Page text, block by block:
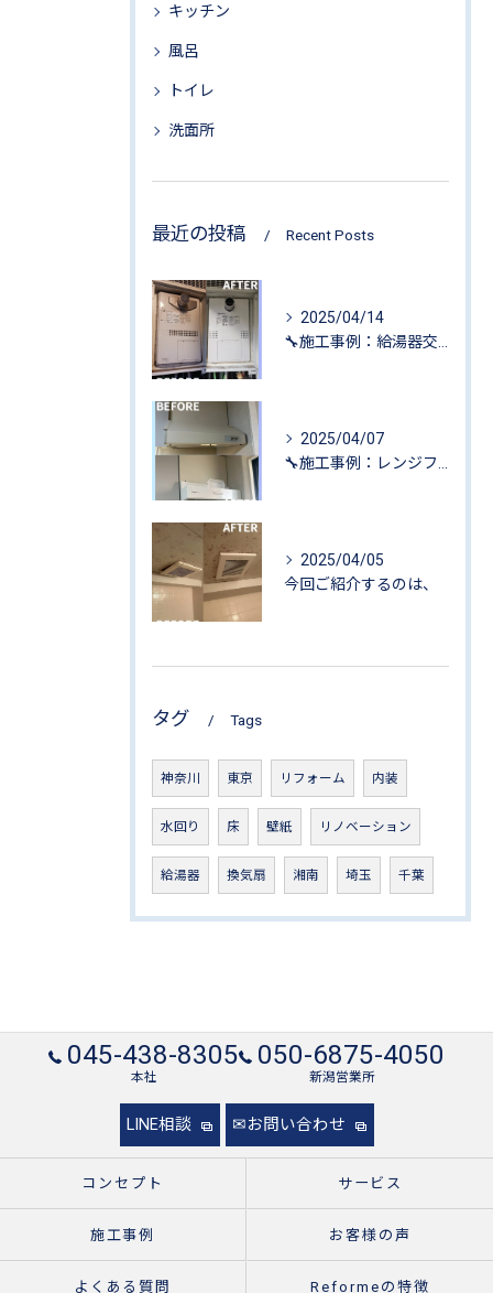
キッチン
風呂
トイレ
洗面所
最近の投稿 Recent Posts
2025/04/14
2025/04/07
2025/04/05
今回ご紹介するのは、
タグ Tags
神奈川 東京 リフォーム 内装
水回り 床 壁紙 リノベーション
給湯器 換気扇 湘南 埼玉 千葉
045-438-8305
本社
050-6875-4050
新潟営業所
LINE相談 ✉お問い合わせ
コンセプト サービス
施工事例 お客様の声
よくある質問 Reformeの特徴